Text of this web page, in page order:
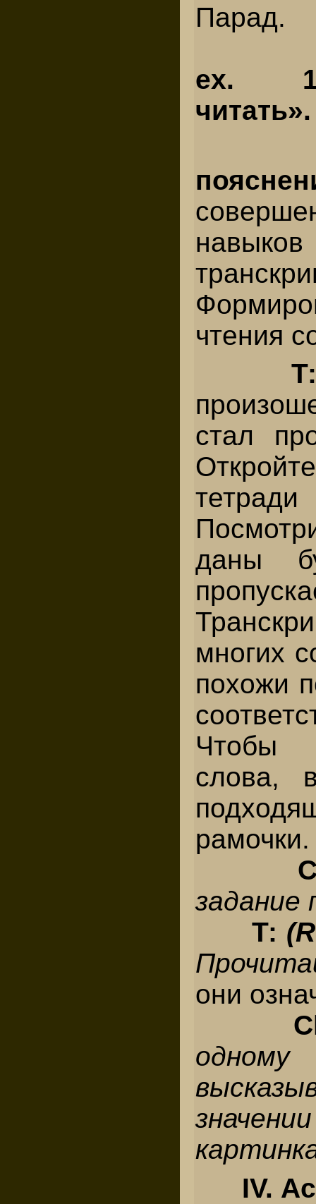
Парад.
ex.
читать».
чтения
стал
даны
многих
похожи
Чтобы
слова,
рамочки.
задание
Т:
они
IV.